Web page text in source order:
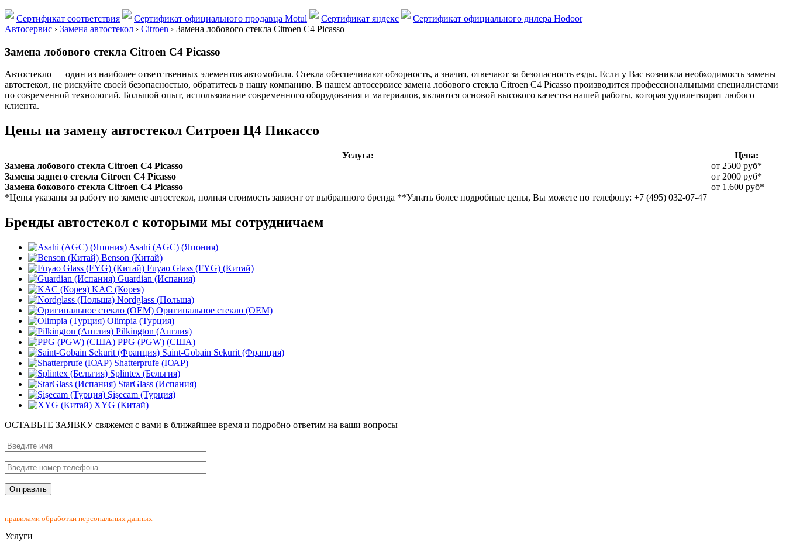
Сертификат соответствия Сертификат официального продавца Motul Сертификат яндекс
Сертификат официального дилера Hodoor
Автосервис › Замена автостекол › Citroen › Замена лобового стекла Сitroen C4 Picasso
Замена лобового стекла Сitroen C4 Picasso
Автостекло — один из наиболее ответственных элементов автомобиля. Стекла обеспечивают обзорность, а значит, отвечают за безопасность езды. Если у Вас возникла необходимость замены
автостекол, не рискуйте своей безопасностью, обратитесь в нашу компанию. В нашем автосервисе замена лобового стекла Сitroen C4 Picasso производится профессиональными специалистами
по современной технологий. Большой опыт, использование современного оборудования и материалов, являются основой высокого качества нашей работы, которая удовлетворит любого
клиента.
Цены на замену автостекол Ситроен Ц4 Пикассо
Услуга:
Цена:
Замена лобового стекла Сitroen C4 Picasso
от 2500 руб*
Замена заднего стекла Сitroen C4 Picasso
от 2000 руб*
Замена бокового стекла Сitroen C4 Picasso
от 1.600 руб*
*Цены указаны за работу по замене автостекол, полная стоимость зависит от выбранного бренда **Узнать более подробные цены, Вы можете по телефону: +7 (495) 032-07-47
Бренды автостекол с которыми мы сотрудничаем
Asahi (AGC) (Япония)
Benson (Китай)
Fuyao Glass (FYG) (Китай)
Guardian (Испания)
KAC (Корея)
Nordglass (Польша)
Оригинальное стекло (OEM)
Olimpia (Турция)
Pilkington (Англия)
PPG (PGW) (США)
Saint-Gobain Sekurit (Франция)
Shatterprufe (ЮАР)
Splintex (Бельгия)
StarGlass (Испания)
Şişecam (Турция)
XYG (Китай)
ОСТАВЬТЕ ЗАЯВКУсвяжемся с вами в ближайшее время и подробно ответим на ваши вопросы
правилами обработки персональных данных
Услуги